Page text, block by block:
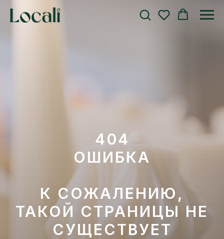
404
ОШИБКА
К СОЖАЛЕНИЮ,
ТАКОЙ СТРАНИЦЫ НЕ
СУЩЕСТВУЕТ